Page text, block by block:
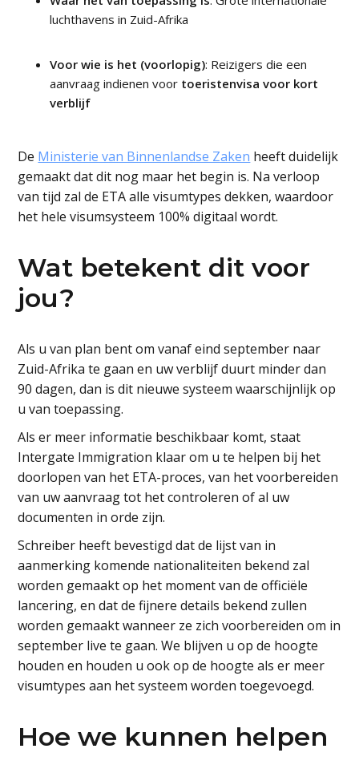
luchthavens in Zuid-Afrika
Voor wie is het (voorlopig): Reizigers die een
aanvraag indienen voor toeristenvisa voor kort
verblijf
De Ministerie van Binnenlandse Zaken heeft duidelijk
gemaakt dat dit nog maar het begin is. Na verloop
van tijd zal de ETA alle visumtypes dekken, waardoor
het hele visumsysteem 100% digitaal wordt.
Wat betekent dit voor
jou?
Als u van plan bent om vanaf eind september naar
Zuid-Afrika te gaan en uw verblijf duurt minder dan
90 dagen, dan is dit nieuwe systeem waarschijnlijk op
u van toepassing.
Als er meer informatie beschikbaar komt, staat
Intergate Immigration klaar om u te helpen bij het
doorlopen van het ETA-proces, van het voorbereiden
van uw aanvraag tot het controleren of al uw
documenten in orde zijn.
Schreiber heeft bevestigd dat de lijst van in
aanmerking komende nationaliteiten bekend zal
worden gemaakt op het moment van de officiële
lancering, en dat de fijnere details bekend zullen
worden gemaakt wanneer ze zich voorbereiden om in
september live te gaan. We blijven u op de hoogte
houden en houden u ook op de hoogte als er meer
visumtypes aan het systeem worden toegevoegd.
Hoe we kunnen helpen